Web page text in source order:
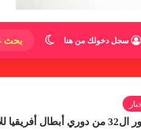
سجل دخولك من هنا الوضع